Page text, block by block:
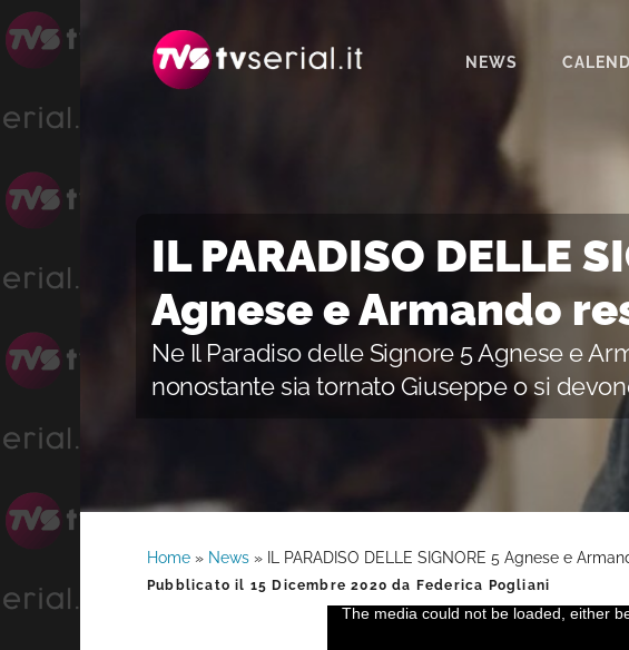
navigazione
contenuto
NEWS
IL PARADISO DELLE
Agnese e Armando
Ne Il Paradiso delle Signore 5 Agnese e
nonostante sia tornato Giuseppe o si
Home » News » IL PARADISO DELLE SIGNORE 5 Agnese e
Pubblicato il 15 Dicembre 2020 da Federica Pogliani
The media could not be loaded, either
Barra